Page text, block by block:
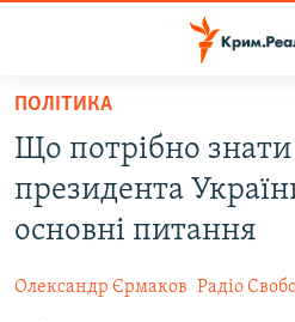
Перейти
основного
матеріалу
Перейти
до
основної
ВОДА.КРИМ
ВІДЕО ТА ФОТО
БЛОГИ
ПОЛІТИКА
Що потрібно
президента
основні питання
Олександр Єрмаков Радіо